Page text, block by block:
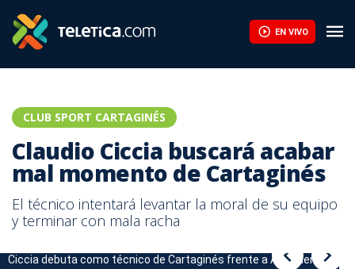
EN VIVO
CLUB SPORT CARTAGINÉS
Claudio Ciccia buscará acabar
mal momento de Cartaginés
El técnico intentará levantar la moral de su equipo
y terminar con mala racha
Ciccia debuta como técnico de Cartaginés frente a Alajuelense.